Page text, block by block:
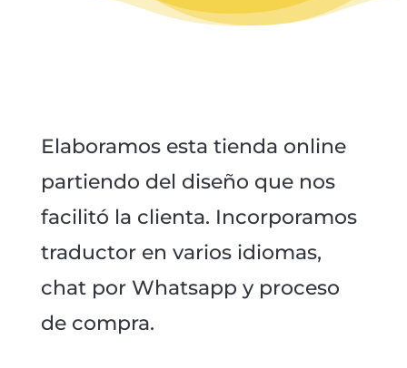
Elaboramos esta tienda online
partiendo del diseño que nos
facilitó la clienta. Incorporamos
traductor en varios idiomas,
chat por Whatsapp y proceso
de compra.